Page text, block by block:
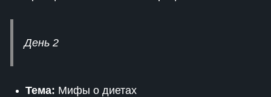
День 2
Тема: Мифы о диетах